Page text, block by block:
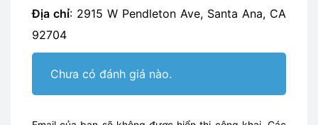
Địa chỉ: 2915 W Pendleton Ave, Santa Ana, CA
92704
Chưa có đánh giá nào.